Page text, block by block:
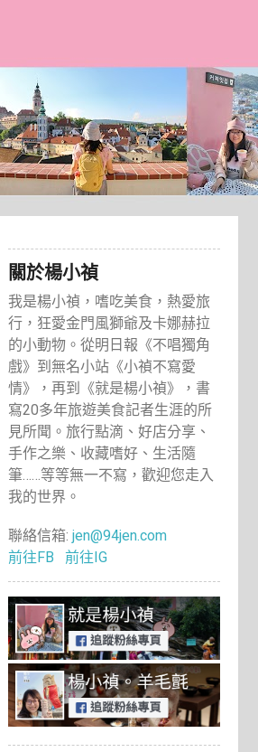
關於楊小禎
我是楊小禎，嗜吃美食，熱愛旅
行，狂愛金門風獅爺及卡娜赫拉
的小動物。從明日報《不唱獨角
戲》到無名小站《小禎不寫愛
情》，再到《就是楊小禎》，書
寫20多年旅遊美食記者生涯的所
見所聞。旅行點滴、好店分享、
手作之樂、收藏嗜好、生活隨
筆……等等無一不寫，歡迎您走入
我的世界。
聯絡信箱: jen@94jen.com
前往FB
前往IG